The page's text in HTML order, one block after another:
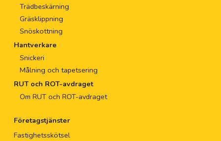
Trädbeskärning
Gräsklippning
Snöskottning
Hantverkare
Snickeri
Målning och tapetsering
RUT och ROT-avdraget
Om RUT och ROT-avdraget
Företagstjänster
Fastighetsskötsel